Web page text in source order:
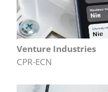
Venture Industries
CPR-ECN